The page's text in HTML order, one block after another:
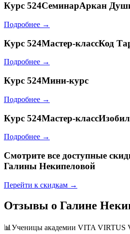
Курс 524СеминарАркан
Подробнее →
Курс 524Мастер-классКод
Подробнее →
Курс 524Мини-курс
Подробнее →
Курс 524Мастер-
Подробнее →
Смотрите все доступные
Галины Некипеловой
Перейти к скидкам →
Отзывы о Галине
📊 Ученицы академии VITA VIRTUS